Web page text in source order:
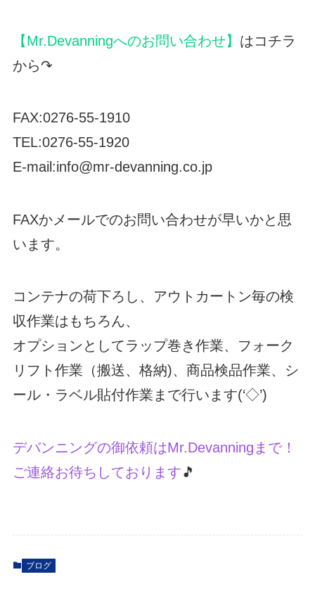
【Mr.Devanningへのお問い合わせ】 はコチラ
から↷
FAX:0276-55-1910
TEL:0276-55-1920
E-mail:info@mr-devanning.co.jp
FAXかメールでのお問い合わせが早いかと思
います。
コンテナの荷下ろし、アウトカートン毎の検
収作業はもちろん、
オプションとしてラップ巻き作業、フォーク
リフト作業（搬送、格納)、商品検品作業、シ
ール・ラベル貼付作業まで行います(‘◇’)ゞ
デバンニングの御依頼はMr.Devanningまで！
ご連絡お待ちしております🎵
ブログ